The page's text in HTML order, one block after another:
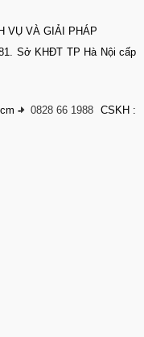
VỤ VÀ GIẢI PHÁP
Sở KHĐT TP Hà Nội cấp
- 0828 66 1988 CSKH :